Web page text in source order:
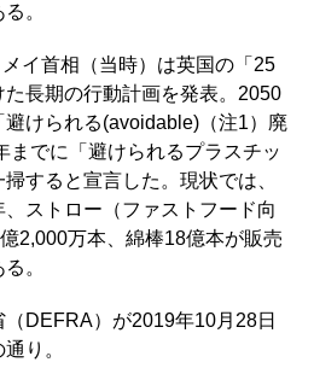
。
イ首相（当時）は英国の「25
長期の行動計画を発表。2050
けられる(avoidable)（注1）廃
までに「避けられるプラスチッ
すると宣言した。現状では、
ストロー（ファストフード向
2,000万本、綿棒18億本が販売
。
DEFRA）が2019年10月28日
り。